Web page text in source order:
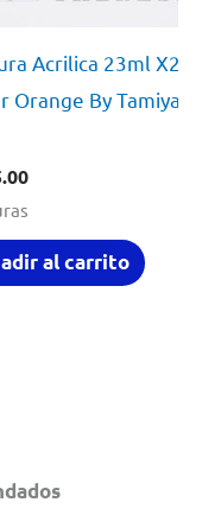
Acrilica 23ml X26
Orange By Tamiya #
al carrito